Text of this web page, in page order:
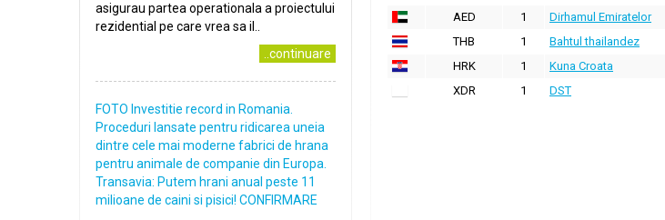
AED
1 Dirhamul Emiratelor
THB
1 Bahtul thailandez
HRK
1 Kuna Croata
XDR
1 DST
asigurau partea operationala a proiectului
rezidential pe care vrea sa il..
..continuare
FOTO Investitie record in Romania.
Proceduri lansate pentru ridicarea uneia
dintre cele mai moderne fabrici de hrana
pentru animale de companie din Europa.
Transavia: Putem hrani anual peste 11
milioane de caini si pisici! CONFIRMARE